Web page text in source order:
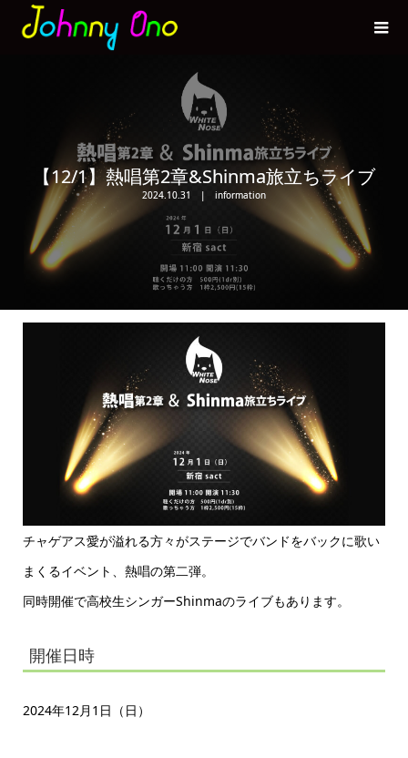
【12/1】熱唱第2章&Shinma旅立ちライブ
2024.10.31 information
チャゲアス愛が溢れる方々がステージでバンドをバックに歌い
まくるイベント、熱唱の第二弾。
同時開催で高校生シンガーShinmaのライブもあります。
開催日時
2024年12月1日（日）